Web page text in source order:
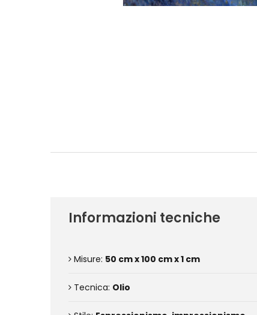
Informazioni tecniche
Misure: 50 cm x 100 cm x 1 cm
Tecnica: Olio